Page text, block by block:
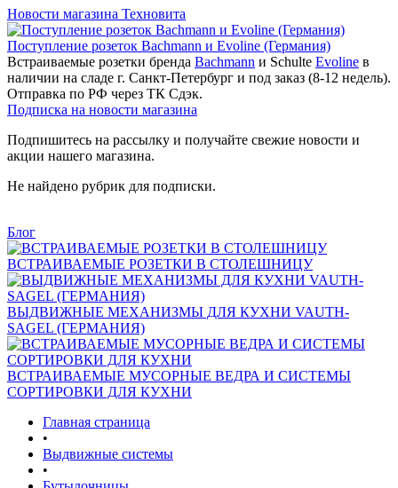
Новости магазина Техновита
Поступление розеток Bachmann и Evoline (Германия)
Встраиваемые розетки бренда Bachmann и Schulte Evoline в
наличии на сладе г. Санкт-Петербург и под заказ (8-12 недель).
Отправка по РФ через ТК Сдэк.
Подписка на новости магазина
Подпишитесь на рассылку и получайте свежие новости и
акции нашего магазина.
Не найдено рубрик для подписки.
Блог
ВСТРАИВАЕМЫЕ РОЗЕТКИ В СТОЛЕШНИЦУ
ВЫДВИЖНЫЕ МЕХАНИЗМЫ ДЛЯ КУХНИ VAUTH-
SAGEL (ГЕРМАНИЯ)
ВСТРАИВАЕМЫЕ МУСОРНЫЕ ВЕДРА И СИСТЕМЫ
СОРТИРОВКИ ДЛЯ КУХНИ
Главная страница
•
Выдвижные системы
•